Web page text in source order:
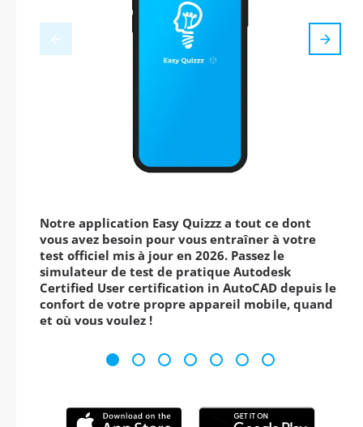
Notre application Easy Quizzz a tout ce dont
vous avez besoin pour vous entraîner à votre
test officiel mis à jour en 2026. Passez le
simulateur de test de pratique Autodesk
Certified User certification in AutoCAD depuis le
confort de votre propre appareil mobile, quand
et où vous voulez !